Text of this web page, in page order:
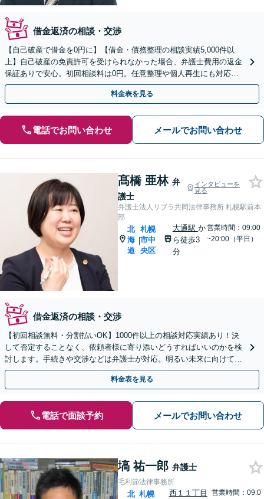
借金返済の相談・交渉
【自己破産で借金を0円に】【借金・債務整理の相談実績5,000件以
上】自己破産の免責許可を受けられなかった場合、弁護士費用の返金
保証ありで安心。初回相談料は0円。任意整理や個人再生にも対応
【土日祝日・夜間も相談受付】【費用の分割払い可】
料金表を見る
電話でお問い合わせ メールでお問い合わせ
髙橋 亜林 弁
護士
インタビューを
見る
弁護士法人リブラ共同法律事務所 札幌駅前本
部
北
海
道
|
札幌
市中
央区
大通駅 か
ら徒歩3
分
営業時間：09:00
~20:00（平日）
借金返済の相談・交渉
【初回相談無料・分割払いOK】1000件以上の相談対応実績あり！決
して否定することなく、依頼者様に寄り添いどうすればいいのかを検
討します。手続きや交渉などは弁護士が対応。明るい未来に向けて一
緒に頑張りましょう【休日・夜間相談可】【完全個室】
料金表を見る
電話で面談予約 メールでお問い合わせ
塙 祐一郎 弁護士
毛利節法律事務所
北 札幌
西１１丁目
営業時間：09:0